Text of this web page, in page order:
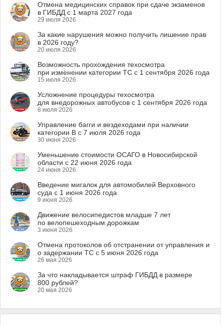
Отмена медицинских справок при сдаче экзаменов
в ГИБДД с 1 марта 2027 года
29 июля 2026
За какие нарушения можно получить лишение прав
в 2026 году?
20 июля 2026
Возможность прохождения техосмотра
при изменении категории ТС с 1 сентября 2026 года
15 июля 2026
Усложнение процедуры техосмотра
для внедорожных автобусов с 1 сентября 2026 года
8 июля 2026
Управление багги и вездеходами при наличии
категории B с 7 июля 2026 года
30 июня 2026
Уменьшение стоимости ОСАГО в Новосибирской
области с 22 июня 2026 года
24 июня 2026
Введение мигалок для автомобилей Верховного
суда с 1 июня 2026 года
9 июня 2026
Движение велосипедистов младше 7 лет
по велопешеходным дорожкам
3 июня 2026
Отмена протоколов об отстранении от управления и
о задержании ТС с 5 июня 2026 года
26 мая 2026
За что накладывается штраф ГИБДД в размере
800 рублей?
20 мая 2026